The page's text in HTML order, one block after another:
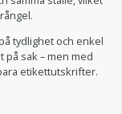
tydlighet och enkel
på sak – men med
etikettutskrifter.